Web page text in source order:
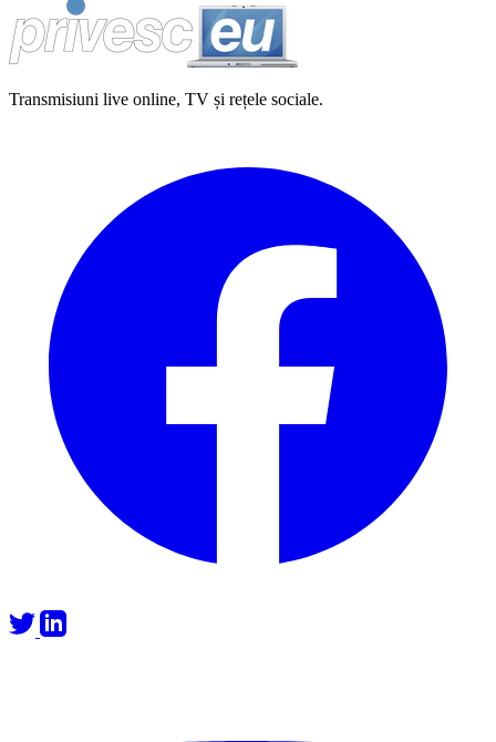
Transmisiuni live online, TV și rețele sociale.